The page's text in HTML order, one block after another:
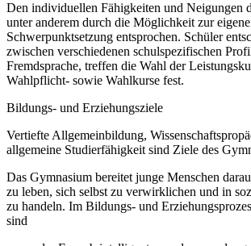
Den individuellen Fähigkeiten und Neigungen
unter anderem durch die Möglichkeit zur
Schwerpunktsetzung entsprochen. Schüler
zwischen verschiedenen schulspezifischen
Fremdsprache, treffen die Wahl der
Wahlpflicht- sowie Wahlkurse fest.
Bildungs- und Erziehungsziele
Vertiefte Allgemeinbildung,
allgemeine Studierfähigkeit sind Ziele des
Das Gymnasium bereitet junge Menschen
zu leben, sich selbst zu verwirklichen und in
zu handeln. Im Bildungs- und
sind